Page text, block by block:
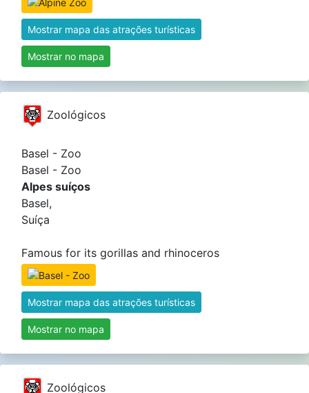
Mostrar mapa das atrações turísticas
Mostrar no mapa
Zoológicos
Basel - Zoo
Basel - Zoo
Alpes suíços
Basel,
Suíça
Famous for its gorillas and rhinoceros
Mostrar mapa das atrações turísticas
Mostrar no mapa
Zoológicos